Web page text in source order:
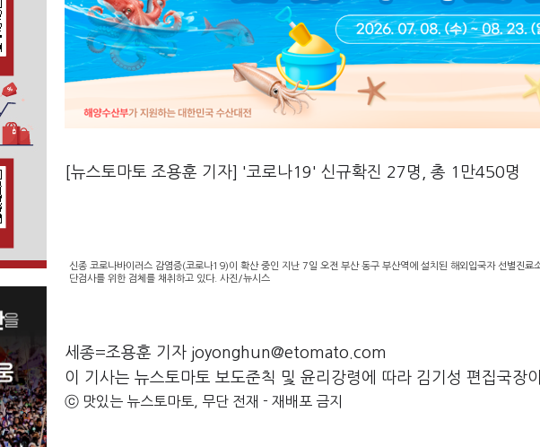
[뉴스토마토 조용훈 기자] '코로나19' 신규확진 27명, 총 1만450명
신종 코로나바이러스 감염증(코로나19)이 확산 중인 지난 7일 오전 부산 동구 부산역에 설치된 해외입국자 선별진
단검사를 위한 검체를 채취하고 있다. 사진/뉴시스
세종=조용훈 기자 joyonghun@etomato.com
이 기사는 뉴스토마토 보도준칙 및 윤리강령에 따라 김기성 편집국장
ⓒ 맛있는 뉴스토마토, 무단 전재 - 재배포 금지